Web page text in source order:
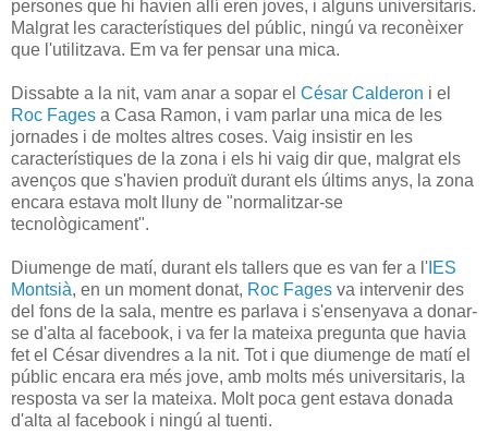
persones que hi havien allí eren joves, i alguns universitaris.
Malgrat les característiques del públic, ningú va reconèixer
que l'utilitzava. Em va fer pensar una mica.
Dissabte a la nit, vam anar a sopar el César Calderon i el
Roc Fages a Casa Ramon, i vam parlar una mica de les
jornades i de moltes altres coses. Vaig insistir en les
característiques de la zona i els hi vaig dir que, malgrat els
avenços que s'havien produït durant els últims anys, la zona
encara estava molt lluny de "normalitzar-se
tecnològicament".
Diumenge de matí, durant els tallers que es van fer a l' IES
Montsià, en un moment donat, Roc Fages va intervenir des
del fons de la sala, mentre es parlava i s'ensenyava a donar-
se d'alta al facebook, i va fer la mateixa pregunta que havia
fet el César divendres a la nit. Tot i que diumenge de matí el
públic encara era més jove, amb molts més universitaris, la
resposta va ser la mateixa. Molt poca gent estava donada
d'alta al facebook i ningú al tuenti.